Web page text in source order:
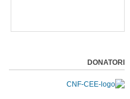
DONATORI